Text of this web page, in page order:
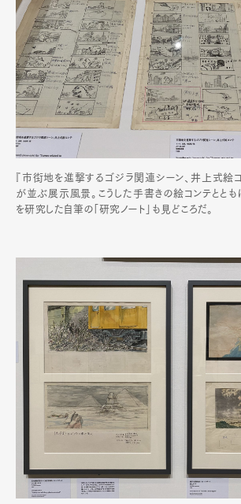
『市街地を進撃するゴジラ関連シーン、井上式絵
が並ぶ展示風景。こうした手書きの絵コンテとと
を研究した自筆の「研究ノート」も見どころだ。